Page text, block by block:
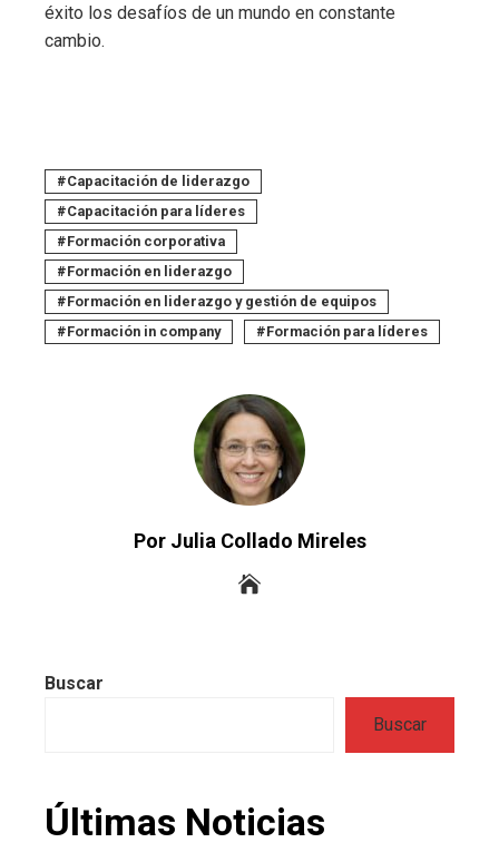
éxito los desafíos de un mundo en constante
cambio.
Capacitación de liderazgo
Capacitación para líderes
Formación corporativa
Formación en liderazgo
Formación en liderazgo y gestión de equipos
Formación in company
Formación para líderes
Por Julia Collado Mireles
Buscar
Buscar
Últimas Noticias